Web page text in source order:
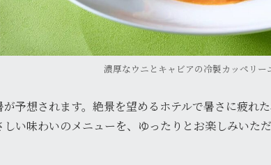
濃厚なウニとキャビアの冷製カッペリー
が予想されます。絶景を望めるホテルで暑さに疲れ
い味わいのメニューを、ゆったりとお楽しみいただ